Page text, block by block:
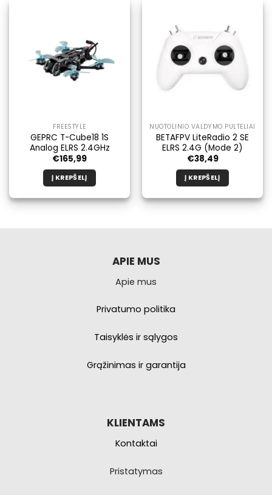
Galimybe
galite
pasirinkti
produkto
FREESTYLE
GEPRC T-Cube18 1S
Analog ELRS 2.4GHz
€165,99
Į KREPŠELĮ
NUOTOLINIO VALDYMO PULTELIAI
BETAFPV LiteRadio 2 SE
ELRS 2.4G (Mode 2)
€38,49
Į KREPŠELĮ
APIE MUS
Apie mus
Privatumo politika
Taisyklės ir sąlygos
Grąžinimas ir garantija
KLIENTAMS
Kontaktai
Pristatymas